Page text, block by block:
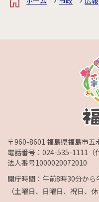
〒960-8601 福島県福島市五
電話番号： 024-535-1111
法人番号1000020072010
開庁時間：午前8時30分から
（土曜日、日曜日、祝日、